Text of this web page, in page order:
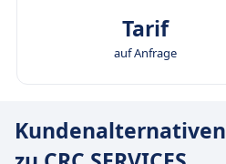
Tarif
auf Anfrage
Kundenalternativen